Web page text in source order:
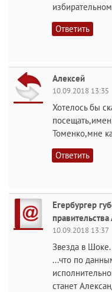
Ответить
Алексей
10.09.2018 13:35
Хотелось бы
Томенко,мне
Ответить
Егербургер
10.09.2018 13:37
Звезда в
...что по
станет